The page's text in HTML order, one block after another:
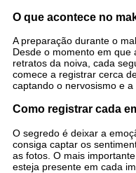
O que acontece no
A preparação durante o
Desde o momento em que
retratos da noiva, cada
comece a registrar cerca
captando o nervosismo e a
Como registrar cada
O segredo é deixar a
consiga captar os
as fotos. O mais
esteja presente em cada